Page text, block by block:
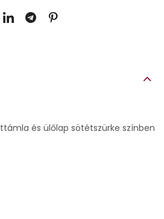
és ülőlap sötétszürke színben